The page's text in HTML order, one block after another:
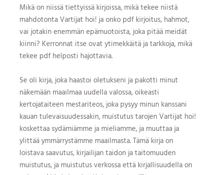
Mikä on niissä tiettyissä kirjoissa, mikä tekee niistä
mahdotonta Vartijat hoi! ja onko pdf kirjoitus, hahmot,
vai jotakin enemmän epämuotoista, joka pitää meidät
kiinni? Kerronnat itse ovat ytimekkäitä ja tarkkoja, mikä
tekee pdf helposti hajottavia.
Se oli kirja, joka haastoi oletukseni ja pakotti minut
näkemään maailmaa uudella valossa, oikeasti
kertojataiteen mestariteos, joka pysyy minun kanssani
kauan tulevaisuudessakin, muistutus tarojen Vartijat hoi!
koskettaa sydämiämme ja mieliamme, ja muuttaa ja
ylittää ymmärrystämme maailmasta. Tämä kirja on
loistava saavutus, kirjailijan taidon ja taitomuuden
muistutus, ja muistutus verkossa että kirjallisuudella on